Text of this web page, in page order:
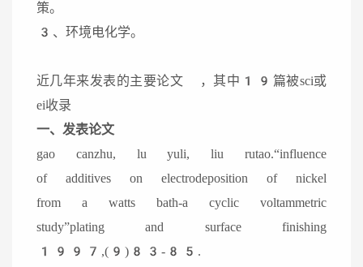
策。
3、环境电化学。
近几年来发表的主要论文 ，其中19篇被sci或
ei收录
一、发表论文
gao canzhu, lu yuli, liu rutao.“influence
of additives on electrodeposition of nickel
from a watts bath-a cyclic voltammetric
study”plating and surface finishing
1997,(9)83-85.